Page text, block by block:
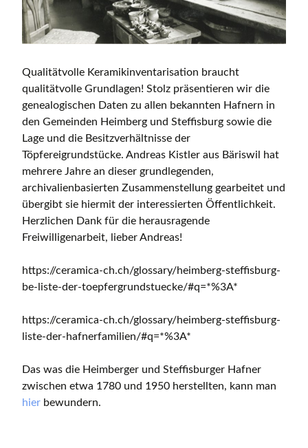
Qualitätvolle Keramikinventarisation braucht
qualitätvolle Grundlagen! Stolz präsentieren wir die
genealogischen Daten zu allen bekannten Hafnern in
den Gemeinden Heimberg und Steffisburg sowie die
Lage und die Besitzverhältnisse der
Töpfereigrundstücke. Andreas Kistler aus Bäriswil hat
mehrere Jahre an dieser grundlegenden,
archivalienbasierten Zusammenstellung gearbeitet und
übergibt sie hiermit der interessierten Öffentlichkeit.
Herzlichen Dank für die herausragende
Freiwilligenarbeit, lieber Andreas!
https://ceramica-ch.ch/glossary/heimberg-steffisburg-
be-liste-der-toepfergrundstuecke/#q=*%3A*
https://ceramica-ch.ch/glossary/heimberg-steffisburg-
liste-der-hafnerfamilien/#q=*%3A*
Das was die Heimberger und Steffisburger Hafner
zwischen etwa 1780 und 1950 herstellten, kann man
hier bewundern.